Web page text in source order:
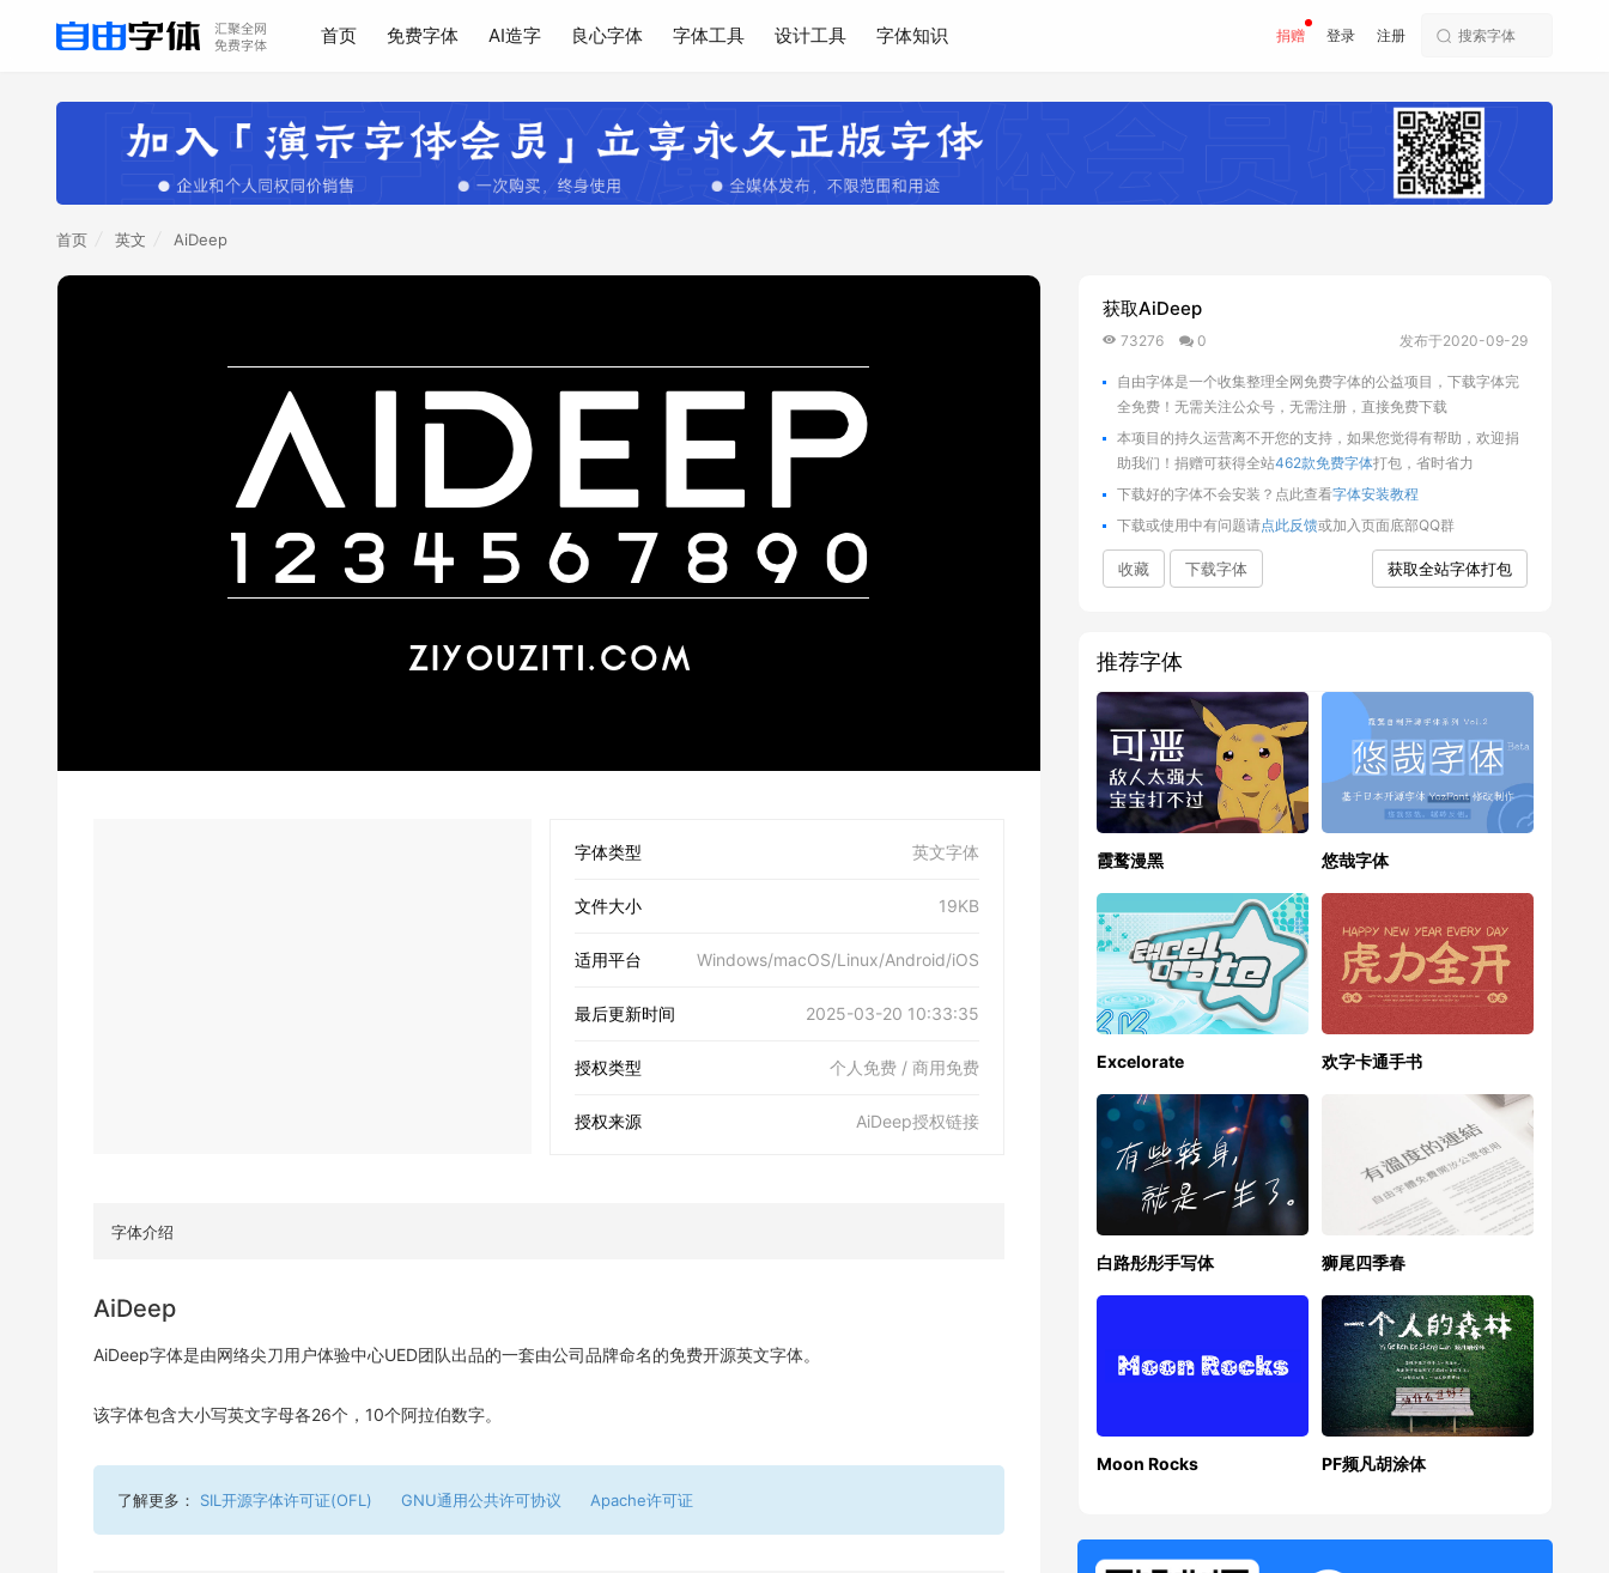
首页 免费字体 AI造字 良心字体 字体工具 设计工具 字体知识 捐赠 登录 注册
首页 英文 AiDeep
字体类型 英文字体
文件大小 19KB
适用平台 Windows/macOS/Linux/Android/iOS
最后更新时间 2025-03-20 10:33:35
授权类型 个人免费 / 商用免费
授权来源 AiDeep授权链接
字体介绍
AiDeep
AiDeep字体是由网络尖刀用户体验中心UED团队出品的一套由公司品牌命名的免费开源英文字体。
该字体包含大小写英文字母各26个，10个阿拉伯数字。
了解更多： SIL开源字体许可证(OFL) GNU通用公共许可协议 Apache许可证
获取AiDeep
73276 0 发布于2020-09-29
自由字体是一个收集整理全网免费字体的公益项目，下载字体完
全免费！无需关注公众号，无需注册，直接免费下载
本项目的持久运营离不开您的支持，如果您觉得有帮助，欢迎捐
助我们！捐赠可获得全站462款免费字体打包，省时省力
下载好的字体不会安装？点此查看字体安装教程
下载或使用中有问题请点此反馈或加入页面底部QQ群
收藏 下载字体 获取全站字体打包
推荐字体
霞鹜漫黑 悠哉字体
Excelorate 欢字卡通手书
白路彤彤手写体 狮尾四季春
Moon Rocks PF频凡胡涂体